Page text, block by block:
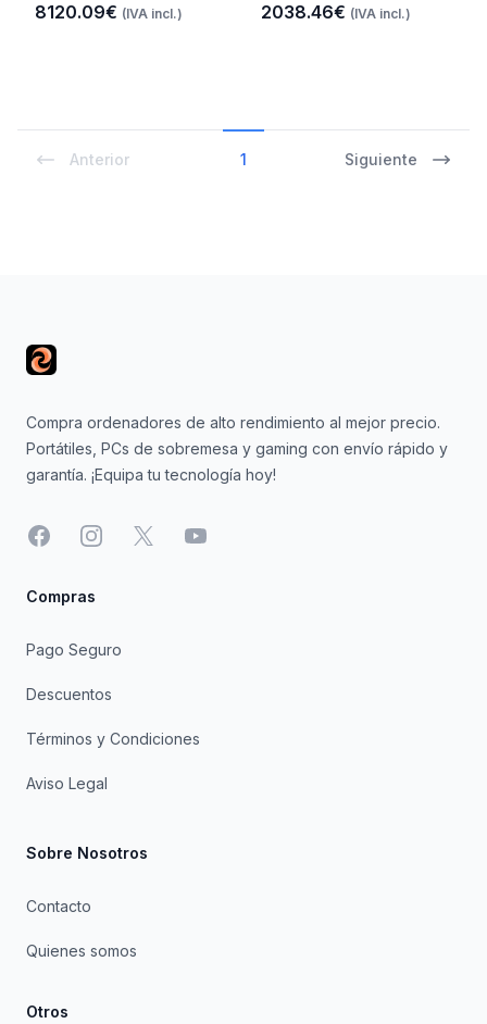
8120.09€ (IVA incl.) 2038.46€ (IVA incl.)
Anterior 1 Siguiente
Compra ordenadores de alto rendimiento al mejor precio.
Portátiles, PCs de sobremesa y gaming con envío rápido y
garantía. ¡Equipa tu tecnología hoy!
FacebookInstagram
X YouTube
Compras
Pago Seguro
Descuentos
Términos y Condiciones
Aviso Legal
Sobre Nosotros
Contacto
Quienes somos
Otros